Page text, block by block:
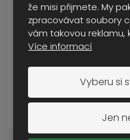
že misi přijmete. My
zpracovávat soubory
vám takovou reklamu,
Více informací
Vyberu si
Jen
boty
od
SKLADEM